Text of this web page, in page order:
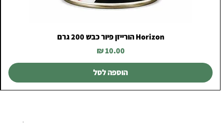
Horizon הורייזן פיור כבש 200 גרם
מחיר
הוספה לסל